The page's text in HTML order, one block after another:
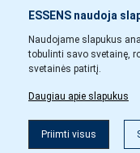
ESSENS naudoja
Naudojame slapukus
tobulinti savo svetainę,
svetainės patirtį.
Daugiau apie slapukus
Priimti visus